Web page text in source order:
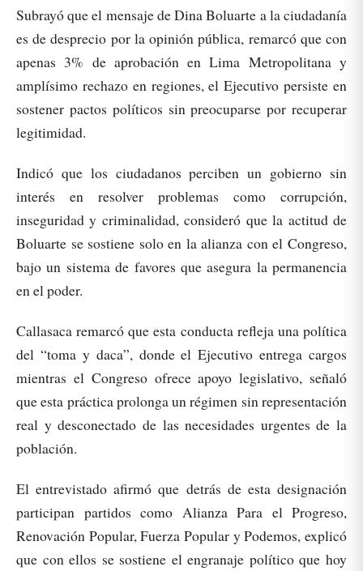
Subrayó que el mensaje de Dina Boluarte a la ciudadanía
es de desprecio por la opinión pública, remarcó que con
apenas 3% de aprobación en Lima Metropolitana y
amplísimo rechazo en regiones, el Ejecutivo persiste en
sostener pactos políticos sin preocuparse por recuperar
legitimidad.
Indicó que los ciudadanos perciben un gobierno sin
interés en resolver problemas como corrupción,
inseguridad y criminalidad, consideró que la actitud de
Boluarte se sostiene solo en la alianza con el Congreso,
bajo un sistema de favores que asegura la permanencia
en el poder.
Callasaca remarcó que esta conducta refleja una política
del “toma y daca”, donde el Ejecutivo entrega cargos
mientras el Congreso ofrece apoyo legislativo, señaló
que esta práctica prolonga un régimen sin representación
real y desconectado de las necesidades urgentes de la
población.
El entrevistado afirmó que detrás de esta designación
participan partidos como Alianza Para el Progreso,
Renovación Popular, Fuerza Popular y Podemos, explicó
que con ellos se sostiene el engranaje político que hoy